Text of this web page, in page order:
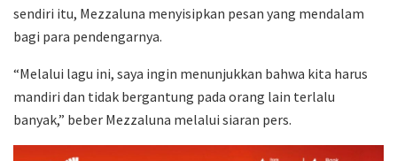
sendiri itu, Mezzaluna menyisipkan pesan yang mendalam
bagi para pendengarnya.
“Melalui lagu ini, saya ingin menunjukkan bahwa kita harus
mandiri dan tidak bergantung pada orang lain terlalu
banyak,” beber Mezzaluna melalui siaran pers.